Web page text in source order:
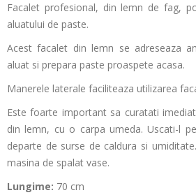
Facalet profesional, din lemn de fag,
aluatului de paste.
Acest facalet din lemn se adreseaza
aluat si prepara paste proaspete acasa.
Manerele laterale faciliteaza utilizarea
Este foarte important sa curatati
din lemn, cu o carpa umeda. Uscati-l
departe de surse de caldura si
masina de spalat vase.
Lungime: 70 cm